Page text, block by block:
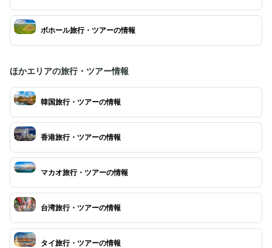
ボホール旅行・ツアーの情報
ほかエリアの旅行・ツアー情報
韓国旅行・ツアーの情報
香港旅行・ツアーの情報
マカオ旅行・ツアーの情報
台湾旅行・ツアーの情報
タイ旅行・ツアーの情報